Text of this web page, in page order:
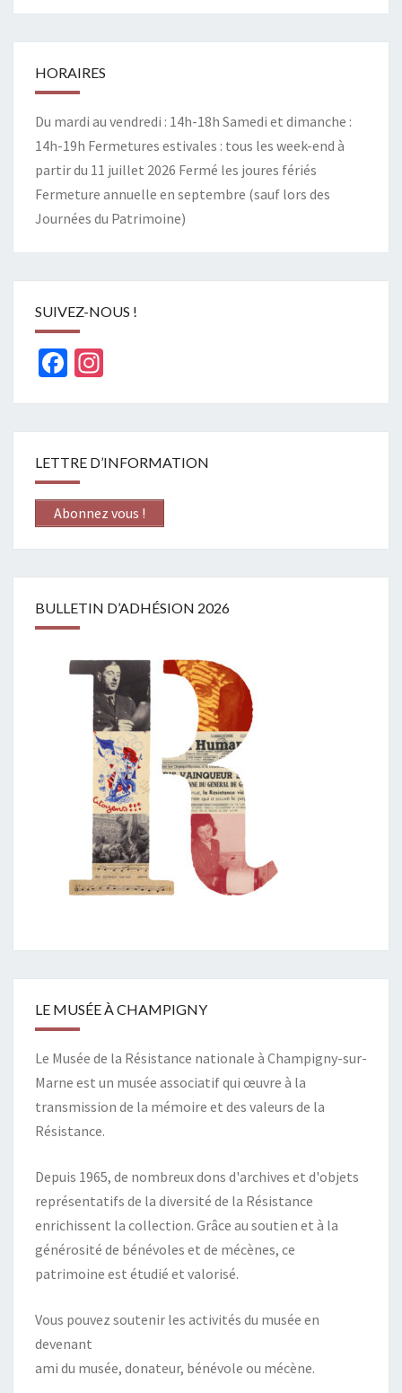
HORAIRES
Du mardi au vendredi : 14h-18h Samedi et dimanche :
14h-19h Fermetures estivales : tous les week-end à
partir du 11 juillet 2026 Fermé les joures fériés
Fermeture annuelle en septembre (sauf lors des
Journées du Patrimoine)
SUIVEZ-NOUS !
Facebook
LETTRE D’INFORMATION
Abonnez vous !
BULLETIN D’ADHÉSION 2026
LE MUSÉE À CHAMPIGNY
Le Musée de la Résistance nationale à Champigny-sur-
Marne est un musée associatif qui œuvre à la
transmission de la mémoire et des valeurs de la
Résistance.
Depuis 1965, de nombreux dons d'archives et d'objets
représentatifs de la diversité de la Résistance
enrichissent la collection. Grâce au soutien et à la
générosité de bénévoles et de mécènes, ce
patrimoine est étudié et valorisé.
Vous pouvez soutenir les activités du musée en
devenant
ami du musée, donateur, bénévole ou mécène.